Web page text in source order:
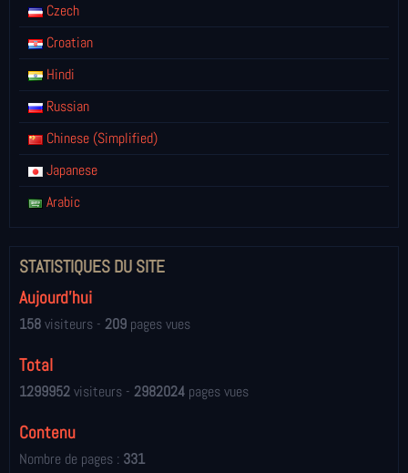
Czech
Croatian
Hindi
Russian
Chinese (Simplified)
Japanese
Arabic
STATISTIQUES DU SITE
Aujourd'hui
158visiteurs - 209 pages vues
Total
1299952visiteurs - 2982024 pages vues
Contenu
Nombre de pages : 331